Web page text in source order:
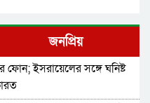
বদলি
ভারত থেকে আরও বেশি
জনপ্রিয়
ফোন; ইসরায়েলের সঙ্গে ঘনিষ্ট